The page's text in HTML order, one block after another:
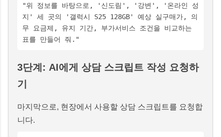
"위 정보를 바탕으로, '신도림', '강변', '온라인 성
지' 세 곳의 '갤럭시 S25 128GB' 예상 실구매가, 의
무 요금제, 유지 기간, 부가서비스 조건을 비교하는
표를 만들어 줘."
3단계: AI에게 상담 스크립트 작성 요청하
기
마지막으로, 현장에서 사용할 상담 스크립트를 요청합
니다.